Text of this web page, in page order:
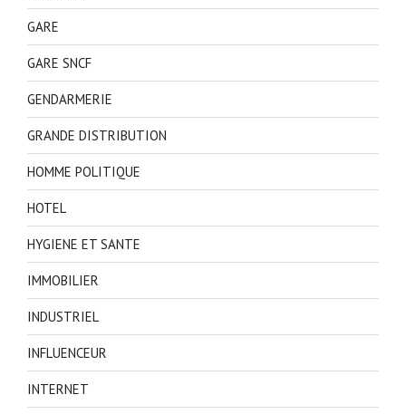
GARE
GARE SNCF
GENDARMERIE
GRANDE DISTRIBUTION
HOMME POLITIQUE
HOTEL
HYGIENE ET SANTE
IMMOBILIER
INDUSTRIEL
INFLUENCEUR
INTERNET